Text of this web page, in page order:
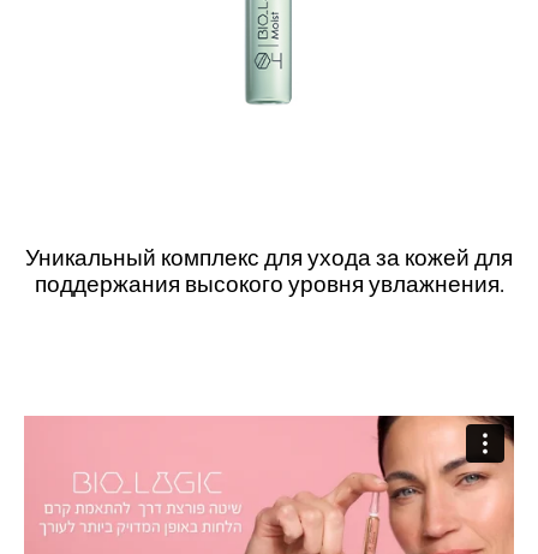
Уникальный комплекс для ухода за кожей для
поддержания высокого уровня увлажнения.